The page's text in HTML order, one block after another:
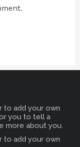
to add your own
you to tell a
more about you.
to add your own